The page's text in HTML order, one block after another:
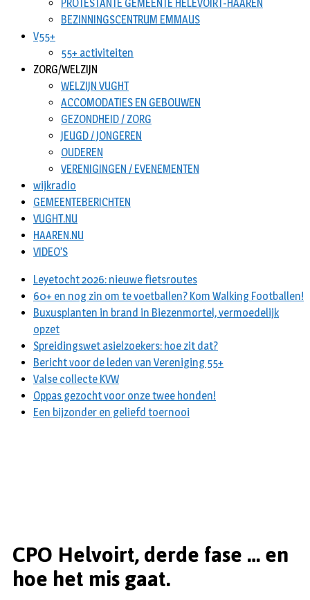
PROTESTANTE GEMEENTE HELEVOIRT-HAAREN
BEZINNINGSCENTRUM EMMAUS
V55+
55+ activiteiten
ZORG/WELZIJN
WELZIJN VUGHT
ACCOMODATIES EN GEBOUWEN
GEZONDHEID / ZORG
JEUGD / JONGEREN
OUDEREN
VERENIGINGEN / EVENEMENTEN
wijkradio
GEMEENTEBERICHTEN
VUGHT.NU
HAAREN.NU
VIDEO’S
Leyetocht 2026: nieuwe fietsroutes
60+ en nog zin om te voetballen? Kom Walking Footballen!
Buxusplanten in brand in Biezenmortel, vermoedelijk
opzet
Spreidingswet asielzoekers: hoe zit dat?
Bericht voor de leden van Vereniging 55+
Valse collecte KVW
Oppas gezocht voor onze twee honden!
Een bijzonder en geliefd toernooi
CPO Helvoirt, derde fase … en
hoe het mis gaat.